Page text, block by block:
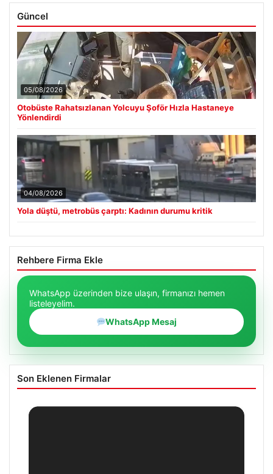
Güncel
05/08/2026
Otobüste Rahatsızlanan Yolcuyu Şoför Hızla Hastaneye
Yönlendirdi
04/08/2026
Yola düştü, metrobüs çarptı: Kadının durumu kritik
Rehbere Firma Ekle
WhatsApp üzerinden bize ulaşın, firmanızı hemen
listeleyelim.
WhatsApp Mesaj
Son Eklenen Firmalar